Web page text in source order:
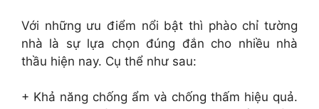
Với những ưu điểm nổi bật thì phào chỉ tường
nhà là sự lựa chọn đúng đắn cho nhiều nhà
thầu hiện nay. Cụ thể như sau:
+ Khả năng chống ẩm và chống thấm hiệu quả.